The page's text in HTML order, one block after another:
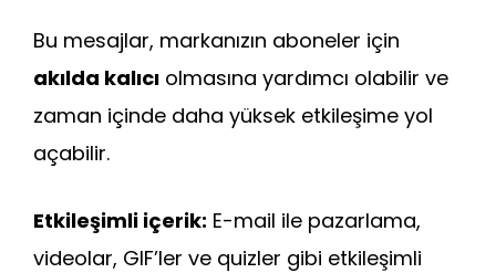
Bu mesajlar, markanızın aboneler için
akılda kalıcı olmasına yardımcı olabilir ve
zaman içinde daha yüksek etkileşime yol
açabilir.
Etkileşimli içerik: E-mail ile pazarlama,
videolar, GIF’ler ve quizler gibi etkileşimli